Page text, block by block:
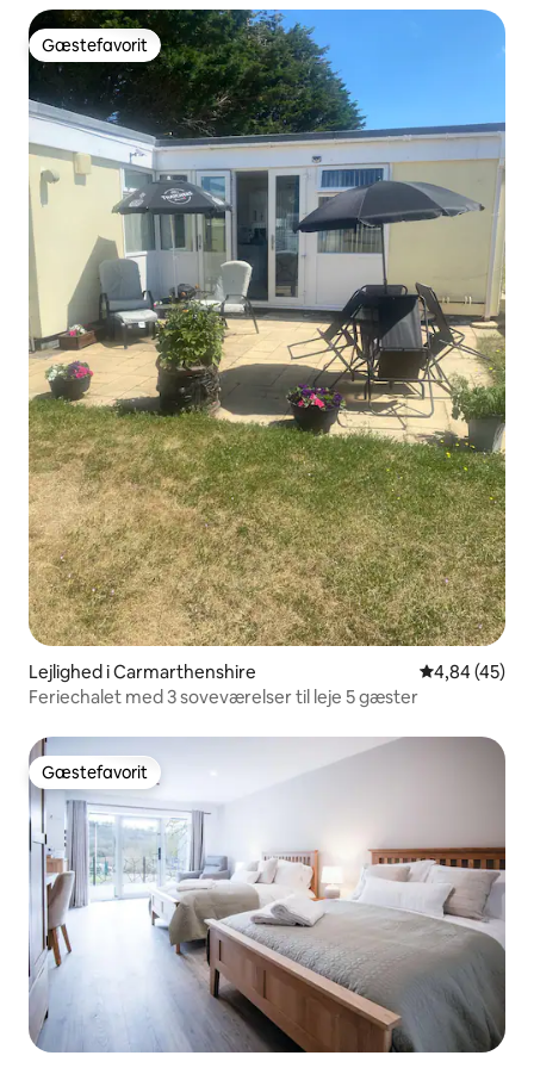
Gæstefavorit
Gæstefavorit
Lejlighed i Carmarthenshire 4,84 ud af 5 i
4,84 (45)
Feriechalet med 3 soveværelser til leje 5 gæster
Gæstefavorit
Gæstefavorit